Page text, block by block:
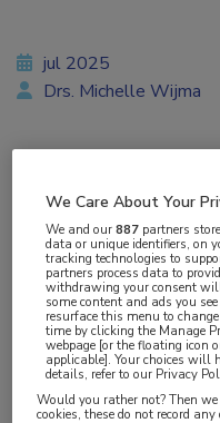
In aprilwerd bekend
mensen in
jul 2025
Drs. Michelle Wijma
Huisartsgeneeskunde
We Care About Your
We and our887 partners
data or unique identifiers, on
tracking technologies to
partners process data to
withdrawing your consent
some content and ads you
resurface this menu to
time by clicking the Manage
webpage [or the floating icon
applicable]. Your choices will
details, refer to our Privacy
Would you rather not? Then
cookies, these do not record